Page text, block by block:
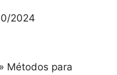
2024
» Métodos para